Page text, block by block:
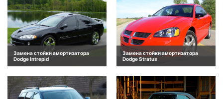
Замена стойки амортизатора
Dodge Intrepid
Замена стойки амортизатора
Dodge Stratus